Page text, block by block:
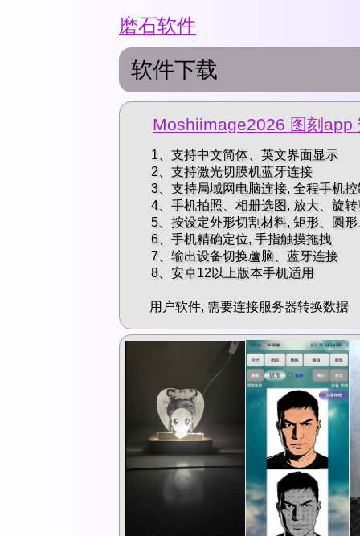
磨石软件
Moshiimage2026 图刻app
用户软件, 需要连接服务器转换数据
1、支持中文简体、英文界面显示
2、支持激光切膜机蓝牙连接
3、支持局域网电脑连接, 全程手机
4、手机拍照、相册选图, 放大、旋
5、按设定外形切割材料, 矩形、圆
6、手机精确定位, 手指触摸拖拽
7、输出设备切换蘆脑、蓝牙连接
8、安卓12以上版本手机适用
软件下载